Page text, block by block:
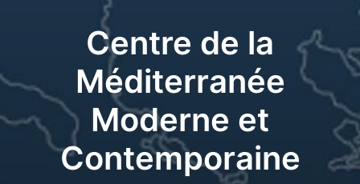
Centre de la
Méditerranée
Moderne et
Contemporaine